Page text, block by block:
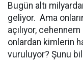
Bugün altı
geliyor. Ama
açılıyor, cehennem
onlardan kimlerin
vuruluyor? Şunu